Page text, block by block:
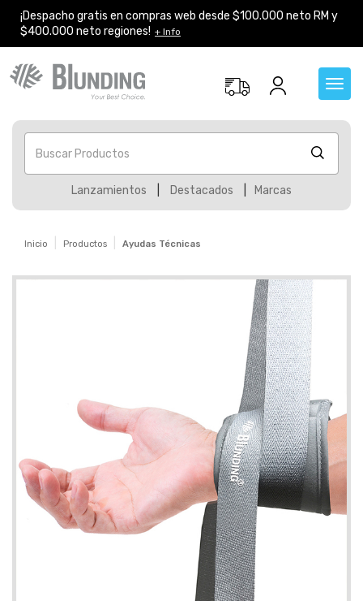
¡Despacho gratis en compras web desde $100.000 neto RM y
$400.000 neto regiones! + Info
Buscar Productos
Lanzamientos Destacados Marcas
Inicio Productos Ayudas Técnicas